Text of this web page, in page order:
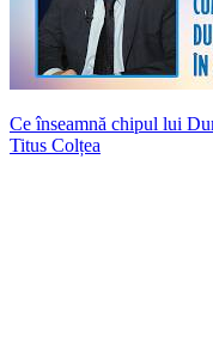
Ce înseamnă chipul lui
Titus Colțea